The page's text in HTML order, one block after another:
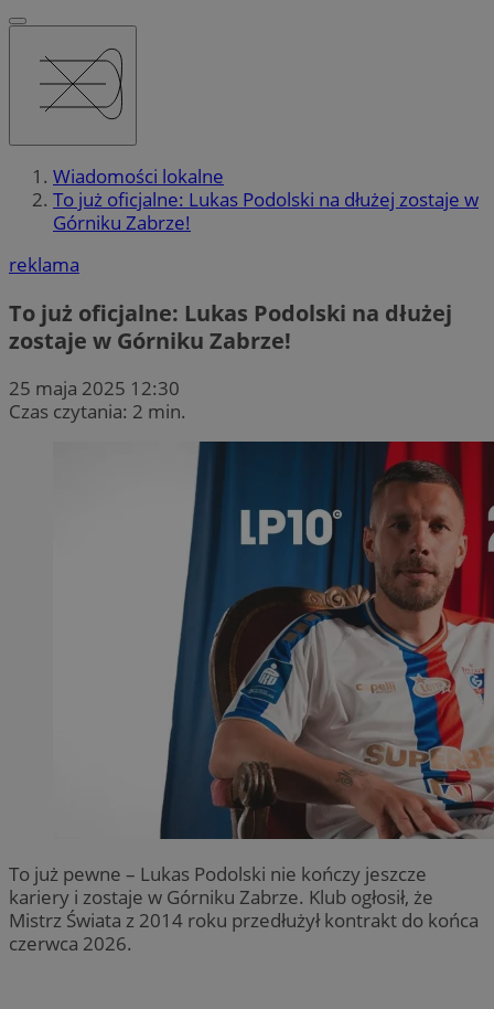
Wiadomości lokalne
To już oficjalne: Lukas Podolski na dłużej zostaje w
Górniku Zabrze!
reklama
To już oficjalne: Lukas Podolski na dłużej
zostaje w Górniku Zabrze!
25 maja 2025 12:30
Czas czytania: 2 min.
To już pewne – Lukas Podolski nie kończy jeszcze
kariery i zostaje w Górniku Zabrze. Klub ogłosił, że
Mistrz Świata z 2014 roku przedłużył kontrakt do końca
czerwca 2026.